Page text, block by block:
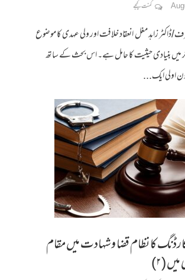
کمنت کیجے
زاہد مغل انعقاد خلافت اور ولی عہدی کا موضوع
میں بنیادی حیثیت کا حامل ہے۔ اس بحث کے ساتھ
اولی ایک...
کا نظام قضا وشہادت میں مقام
(۲)